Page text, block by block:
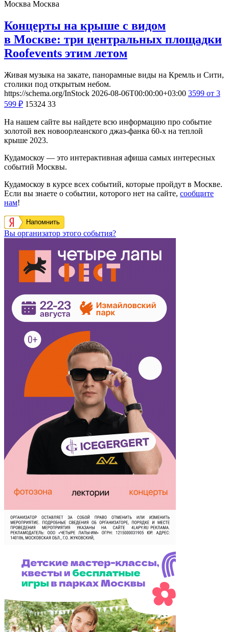
Москва Москва
Концерты на крыше с видом
в Москве: три центральных площадки
Roofevents этим летом
Живая музыка на закате, панорамные виды на Кремль и Сити,
столики под открытым небом.
https://schema.org/InStock 2026-08-06T00:00:00+03:00 3599 от 3
599 ₽ 15324 33
На нашем сайте вы найдете всю информацию про событие
золотой век новоорлеанского джаз-фанка 60-х на теплой
крыше 2023.
Кудамоскоу — это интерактивная афиша самых интересных
событий Москвы.
Кудамоскоу в курсе всех событий, которые пройдут в Москве.
Если вы знаете о событии, которого нет на сайте, сообщите
нам!
Напомнить
Вы организатор этого события?